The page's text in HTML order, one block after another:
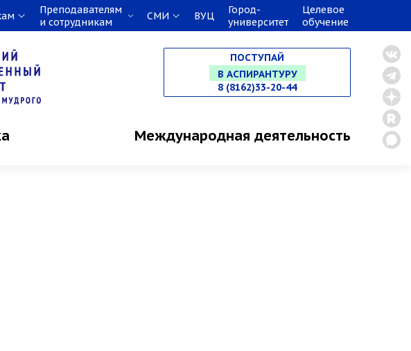
Преподавателям
и сотрудникам
СМИ ВУЦ
Город-
университет
Целевое
обучение
ПОСТУПАЙ
НА СПЕЦИАЛИТЕТ
В МАГИСТРАТУРУ
8 (8162)33-20-44
Международная деятельность